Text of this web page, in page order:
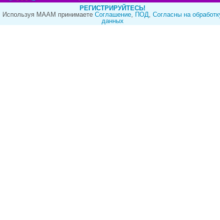
РЕГИСТРИРУЙТЕСЬ!
Используя МААМ принимаете Cоглашение, ПОД, Согласны на
данных